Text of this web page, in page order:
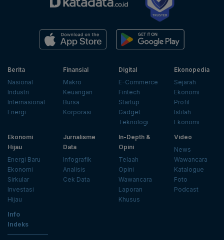
Berita
Nasional
Industri
Internasional
Energi
Finansial
Makro
Keuangan
Bursa
Korporasi
Digital
E-Commerce
Fintech
Startup
Gadget
Teknologi
Ekonopedia
Sejarah
Ekonomi
Profil
Istilah
Ekonomi
Ekonomi
Hijau
Energi Baru
Ekonomi
Sirkular
Investasi
Hijau
Jurnalisme
Data
Infografik
Analisis
Cek Data
In-Depth &
Opini
Telaah
Opini
Wawancara
Laporan
Khusus
Video
News
Wawancara
Katalogue
Foto
Podcast
Info
Indeks